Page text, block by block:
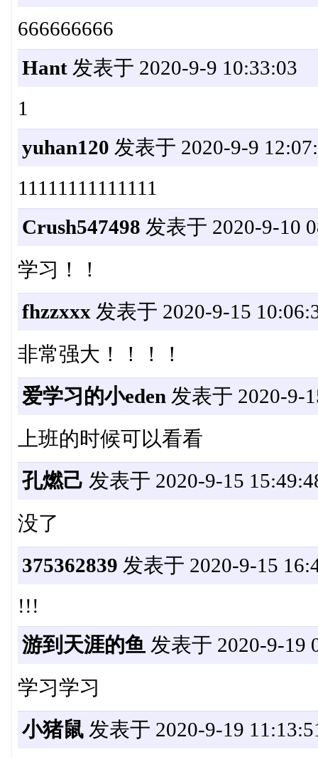
666666666
Hant发表于 2020-9-9 10:33:03
1
yuhan120 发表于 2020-9-9
11111111111111
Crush547498 发表于 2020-9-10
学习！！
fhzzxxx 发表于 2020-9-15
非常强大！！！！
爱学习的小eden 发表于 2020-9-
上班的时候可以看看
孔燃己 发表于 2020-9-15
没了
375362839 发表于 2020-9-15
!!!
游到天涯的鱼 发表于 2020-9-19
学习学习
小猪鼠发表于 2020-9-19